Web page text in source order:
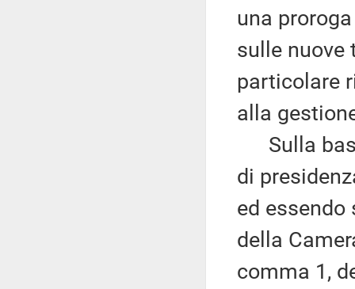
una
sulle nuove
particolare
alla
Sulla
di
ed
della
comma 1,